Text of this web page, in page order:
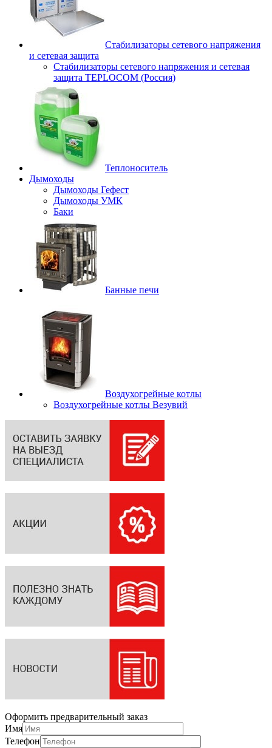
Стабилизаторы сетевого напряжения
и сетевая защита
Стабилизаторы сетевого напряжения и сетевая
защита TEPLOCOM (Россия)
Теплоноситель
Дымоходы
Дымоходы Гефест
Дымоходы УМК
Баки
Банные печи
Воздухогрейные котлы
Воздухогрейные котлы Везувий
Оформить предварительный заказ
Имя
Телефон